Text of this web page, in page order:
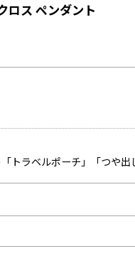
クロス ペンダント
トラベルポーチ」「つや